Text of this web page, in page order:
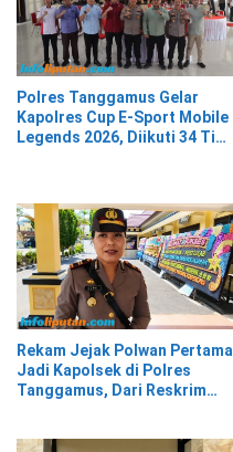
Polres Tanggamus Gelar
Kapolres Cup E-Sport Mobile
Legends 2026, Diikuti 34 Tim
Rekam Jejak Polwan Pertama
Jadi Kapolsek di Polres
Tanggamus, Dari Reskrim